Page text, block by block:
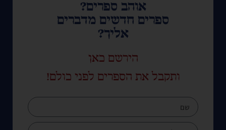
אוהב ספרים?
ספרים חדשים מדברים
אליך?
הירשם כאן
ותקבל את הספרים לפני כולם!